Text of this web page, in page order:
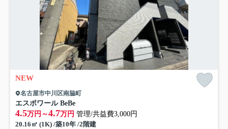
NEW
名古屋市中川区南脇町
エスポワール BeBe
4.5万円～4.7万円 管理/共益費3,000円
20.16㎡ (1K) /築10年 /2階建